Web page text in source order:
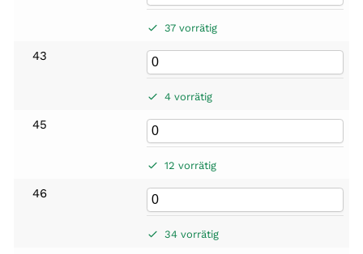
37 vorrätig
43
4 vorrätig
45
12 vorrätig
46
34 vorrätig